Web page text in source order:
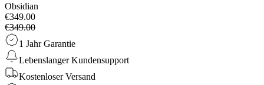
Obsidian
€349.00
€349.00
1 Jahr Garantie
Lebenslanger Kundensupport
Kostenloser Versand